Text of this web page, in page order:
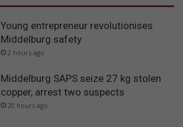
Young entrepreneur revolutionises
Middelburg safety
2 hours ago
Middelburg SAPS seize 27 kg stolen
copper, arrest two suspects
20 hours ago